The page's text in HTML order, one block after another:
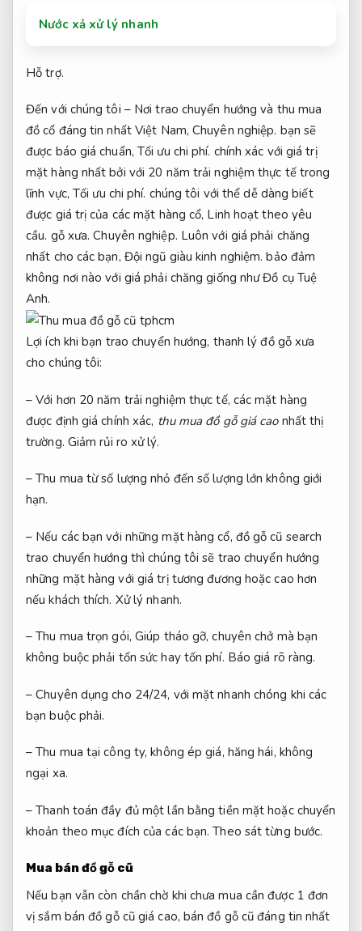
Nước xả xử lý nhanh
Hỗ trợ.
Đến với chúng tôi – Nơi trao chuyển hướng và thu mua
đồ cổ đáng tin nhất Việt Nam, Chuyên nghiệp. bạn sẽ
được báo giá chuẩn, Tối ưu chi phí. chính xác với giá trị
mặt hàng nhất bởi với 20 năm trải nghiệm thực tế trong
lĩnh vực,Tối ưu chi phí. chúng tôi với thể dễ dàng biết
được giá trị của các mặt hàng cổ, Linh hoạt theo yêu
cầu. gỗ xưa.Chuyên nghiệp. Luôn với giá phải chăng
nhất cho các bạn, Đội ngũ giàu kinh nghiệm. bảo đảm
không nơi nào với giá phải chăng giống như Đồ cụ Tuệ
Anh.
Lợi ích khi bạn trao chuyển hướng, thanh lý đồ gỗ xưa
cho chúng tôi:
– Với hơn 20 năm trải nghiệm thực tế, các mặt hàng
được định giá chính xác, thu mua đồ gỗ giá caonhất thị
trường. Giảm rủi ro xử lý.
– Thu mua từ số lượng nhỏ đến số lượng lớn không giới
hạn.
– Nếu các bạn với những mặt hàng cổ, đồ gỗ cũ search
trao chuyển hướng thì chúng tôi sẽ trao chuyển hướng
những mặt hàng với giá trị tương đương hoặc cao hơn
nếu khách thích. Xử lý nhanh.
– Thu mua trọn gói, Giúp tháo gỡ, chuyên chở mà bạn
không buộc phải tốn sức hay tốn phí. Báo giá rõ ràng.
– Chuyên dụng cho 24/24, với mặt nhanh chóng khi các
bạn buộc phải.
– Thu mua tại công ty, không ép giá, hăng hái, không
ngại xa.
– Thanh toán đầy đủ một lần bằng tiền mặt hoặc chuyển
khoản theo mục đích của các bạn.Theo sát từng bước.
Mua bán đồ gỗ cũ
Nếu bạn vẫn còn chần chờ khi chưa mua cần được 1 đơn
vị sắm bán đồ gỗ cũ giá cao, bán đồ gỗ cũ đáng tin nhất